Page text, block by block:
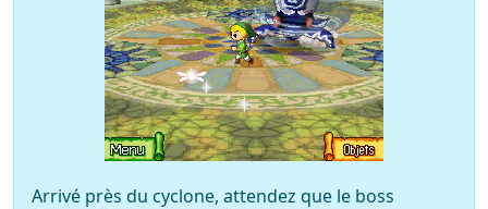
Arrivé près du cyclone, attendez que le boss